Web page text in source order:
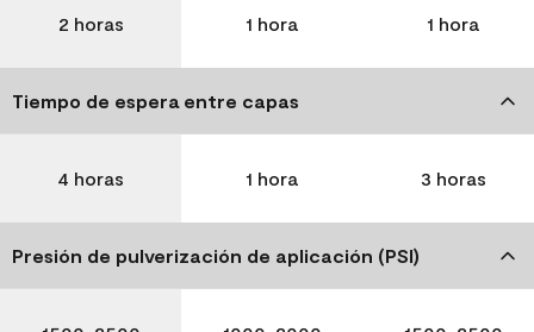
2 horas 1 hora 1 hora
Tiempo de espera entre capas
4 horas 1 hora 3 horas
Presión de pulverización de aplicación (PSI)